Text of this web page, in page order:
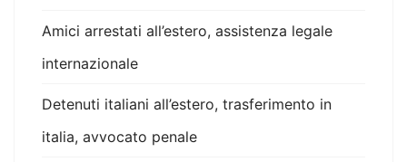
Amici arrestati all’estero, assistenza legale
internazionale
Detenuti italiani all’estero, trasferimento in
italia, avvocato penale